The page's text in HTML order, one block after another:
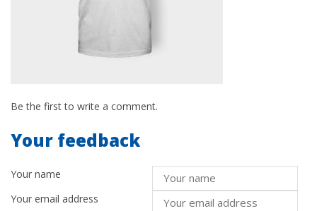
Be the first to write a comment.
Your feedback
Your name
Your email address